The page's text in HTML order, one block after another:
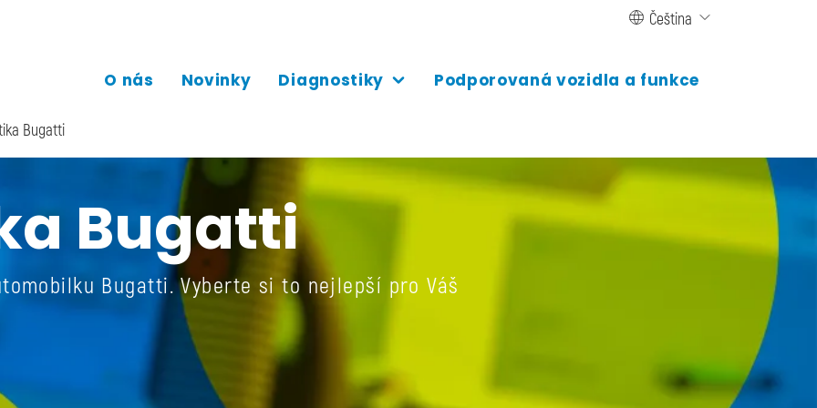
Čeština
O nás Novinky Diagnostiky Podporovaná vozidla a funkce
Bugatti
Bugatti
Bugatti. Vyberte si to nejlepší pro Váš